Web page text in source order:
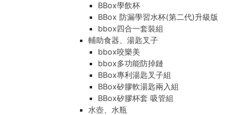
BBox學飲杯
BBox 防漏學習水杯(第二代)升級版
bbox四合一套裝組
輔助食器、湯匙叉子
bbox咬樂美
bbox多功能防掉鏈
BBox專利湯匙叉子組
BBox矽膠軟湯匙兩入組
BBox矽膠杯套 吸管組
水壺、水瓶